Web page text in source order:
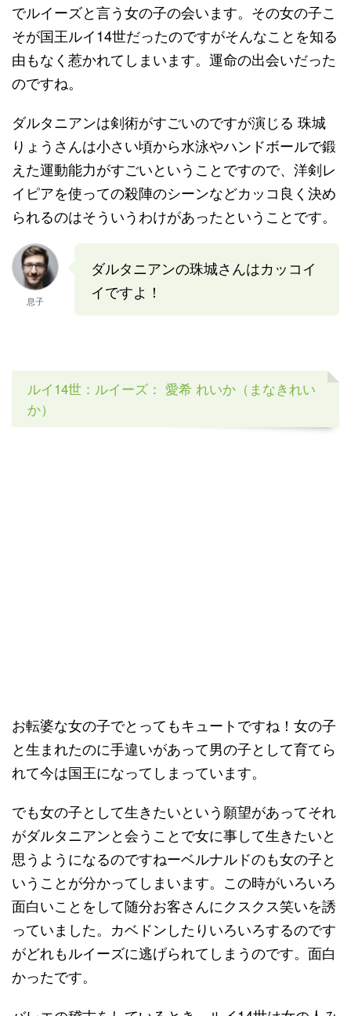
でルイーズと言う女の子の会います。その女の子こ
そが国王ルイ14世だったのですがそんなことを知る
由もなく惹かれてしまいます。運命の出会いだった
のですね。
ダルタニアンは剣術がすごいのですが演じる 珠城
りょうさんは小さい頃から水泳やハンドボールで鍛
えた運動能力がすごいということですので、洋剣レ
イピアを使っての殺陣のシーンなどカッコ良く決め
られるのはそういうわけがあったということです。
息子
ダルタニアンの珠城さんはカッコイ
イですよ！
ルイ14世：ルイーズ： 愛希 れいか（まなきれい
か）
お転婆な女の子でとってもキュートですね！女の子
と生まれたのに手違いがあって男の子として育てら
れて今は国王になってしまっています。
でも女の子として生きたいという願望があってそれ
がダルタニアンと会うことで女に事して生きたいと
思うようになるのですねーベルナルドのも女の子と
いうことが分かってしまいます。この時がいろいろ
面白いことをして随分お客さんにクスクス笑いを誘
っていました。カベドンしたりいろいろするのです
がどれもルイーズに逃げられてしまうのです。面白
かったです。